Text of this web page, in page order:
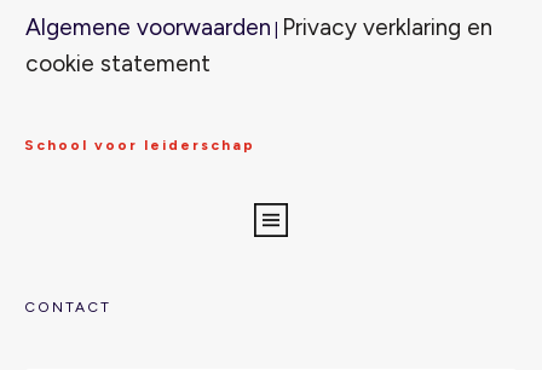
Algemene voorwaarden Privacy verklaring en
cookie statement
School voor leiderschap
CONTACT